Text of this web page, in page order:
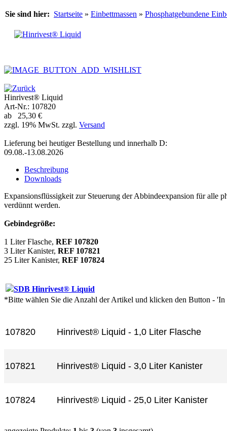
Sie sind hier: Startseite » Einbettmassen » Phosphatgebundene
Hinrivest® Liquid
Art-Nr.: 107820
ab 25,30 €
zzgl. 19% MwSt. zzgl. Versand
Lieferung bei heutiger Bestellung und innerhalb D:
09.08.-13.08.2026
Beschreibung
Downloads
Expansionsflüssigkeit zur Steuerung der Abbindeexpansion für alle
verdünnt werden.
Gebindegröße:
1 Liter Flasche, REF 107820
3 Liter Kanister, REF 107821
25 Liter Kanister, REF 107824
SDB Hinrivest® Liquid
*Bitte wählen Sie die Anzahl der Artikel und klicken den Button - 'In
107820 Hinrivest® Liquid - 1,0 Liter Flasche
107821 Hinrivest® Liquid - 3,0 Liter Kanister
107824 Hinrivest® Liquid - 25,0 Liter Kanister